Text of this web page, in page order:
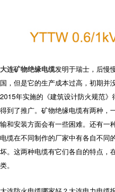
大连矿物绝缘电缆发明于瑞士，后慢
国，但是它的生产成本过高，初期并
2015年实施的《建筑设计防火规范
得到了推广。矿物绝缘电缆有两种，
输和安装方面会有一些困难。还有一
电缆在不同制作的厂家中有各自不同
坏。这两种电缆有它们各自的特点，
类。